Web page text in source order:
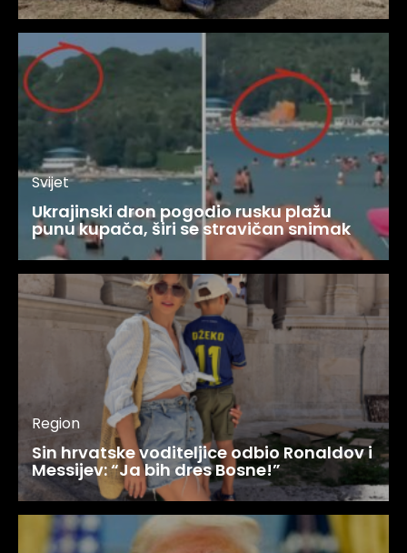
Svijet
Ukrajinski dron pogodio rusku plažu
punu kupača, širi se stravičan snimak
Region
Sin hrvatske voditeljice odbio Ronaldov i
Messijev: “Ja bih dres Bosne!”